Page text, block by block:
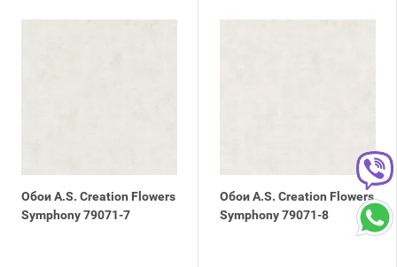
Обои A.S. Creation Flowers
Symphony 79071-7
Обои A.S. Creation Flowers
Symphony 79071-8